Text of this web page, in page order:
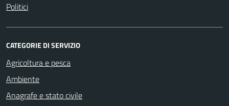
Politici
CATEGORIE DI SERVIZIO
Agricoltura e pesca
Ambiente
Anagrafe e stato civile